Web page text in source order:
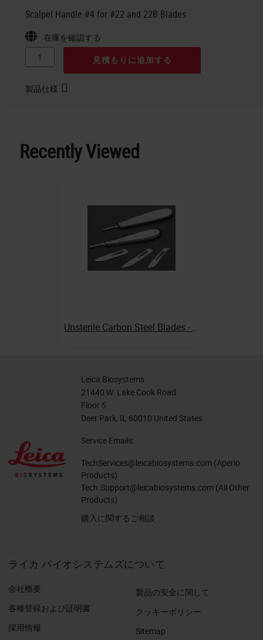
Scalpel Handle #4 for #22 and 22B Blades
在庫を確認する
見積もりに追加する
製品仕様
Recently Viewed
Unsterile Carbon Steel Blades - Point and Blunt Tipped
Leica Biosystems
21440 W. Lake Cook Road
Floor 5
Deer Park, IL 60010 United States
Service Emails:
TechServices@leicabiosystems.com (Aperio
Products)
Tech.Support@leicabiosystems.com (All Other
Products)
購入に関するご相談
ライカ バイオシステムズについて
会社概要
各種登録および証明書
採用情報
製品の安全に関して
クッキーポリシー
Sitemap